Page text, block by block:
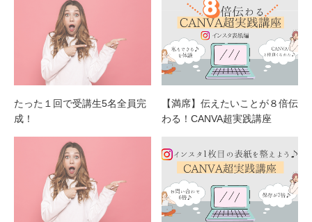
たった１回で受講生5名全員完
成！
【満席】伝えたいことが８倍伝
わる！CANVA超実践講座